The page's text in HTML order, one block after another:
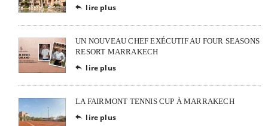
 lire plus
UN NOUVEAU CHEF EXÉCUTIF AU FOUR SEASONS
RESORT MARRAKECH
 lire plus
LA FAIRMONT TENNIS CUP À MARRAKECH
 lire plus